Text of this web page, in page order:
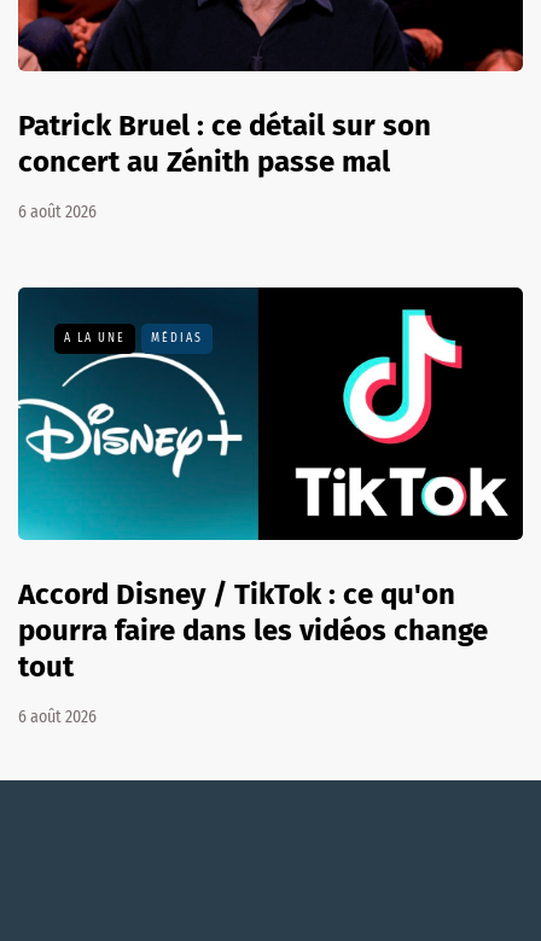
Patrick Bruel : ce détail sur son
concert au Zénith passe mal
6 août 2026
A LA UNE MÉDIAS
Accord Disney / TikTok : ce qu'on
pourra faire dans les vidéos change
tout
6 août 2026